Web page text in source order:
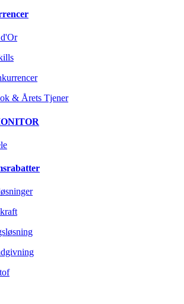
& Årets Tjener